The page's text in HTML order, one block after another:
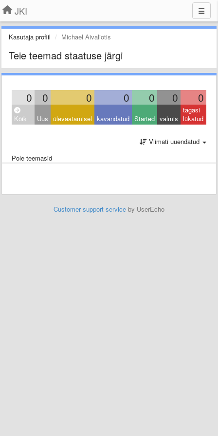
JKI
Kasutaja profiil Michael Aivaliotis
Teie teemad staatuse järgi
0 0 0 0 0 0 0
Kõik Uus ülevaatamisel kavandatud Started valmis
tagasi
lükatud
Viimati uuendatud
Pole teemasid
Customer support service by UserEcho